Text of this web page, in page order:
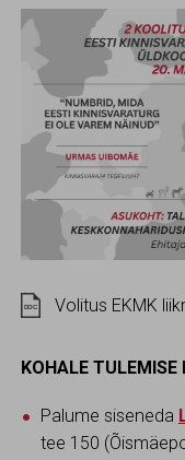
DOC Volitus EKMK
KOHALE TULEMISE
Palume siseneda
tee 150